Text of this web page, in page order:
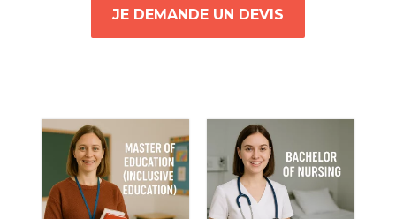
JE DEMANDE UN DEVIS